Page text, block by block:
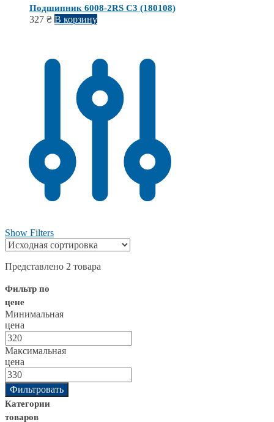
Подшипник 6008-2RS С3 (180108)
327 ₴ В корзину
Show Filters
Представлено 2 товара
Фильтр по
цене
Минимальная
цена
Максимальная
цена
Фильтровать
Категории
товаров